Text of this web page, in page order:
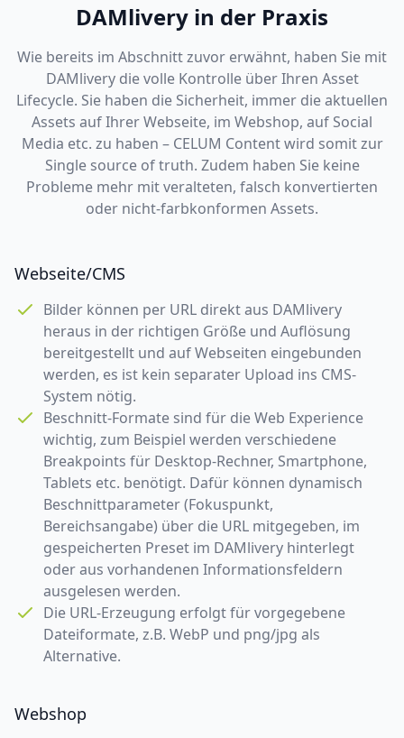
DAMlivery in der Praxis
Wie bereits im Abschnitt zuvor erwähnt, haben Sie mit
DAMlivery die volle Kontrolle über Ihren Asset
Lifecycle. Sie haben die Sicherheit, immer die aktuellen
Assets auf Ihrer Webseite, im Webshop, auf Social
Media etc. zu haben – CELUM Content wird somit zur
Single source of truth. Zudem haben Sie keine
Probleme mehr mit veralteten, falsch konvertierten
oder nicht-farbkonformen Assets.
Webseite/CMS
Bilder können per URL direkt aus DAMlivery
heraus in der richtigen Größe und Auflösung
bereitgestellt und auf Webseiten eingebunden
werden, es ist kein separater Upload ins CMS-
System nötig.
Beschnitt-Formate sind für die Web Experience
wichtig, zum Beispiel werden verschiedene
Breakpoints für Desktop-Rechner, Smartphone,
Tablets etc. benötigt. Dafür können dynamisch
Beschnittparameter (Fokuspunkt,
Bereichsangabe) über die URL mitgegeben, im
gespeicherten Preset im DAMlivery hinterlegt
oder aus vorhandenen Informationsfeldern
ausgelesen werden.
Die URL-Erzeugung erfolgt für vorgegebene
Dateiformate, z.B. WebP und png/jpg als
Alternative.
Webshop